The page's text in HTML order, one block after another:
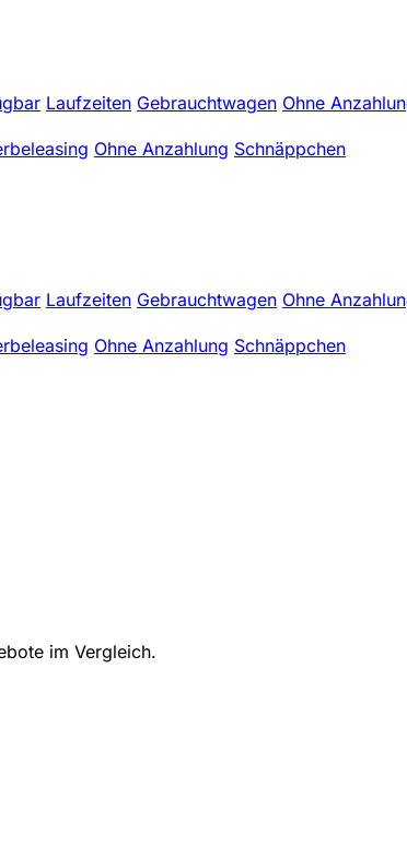
Laufzeiten Gebrauchtwagen Ohne
Ohne Anzahlung Schnäppchen
Laufzeiten Gebrauchtwagen Ohne
Ohne Anzahlung Schnäppchen
im Vergleich.